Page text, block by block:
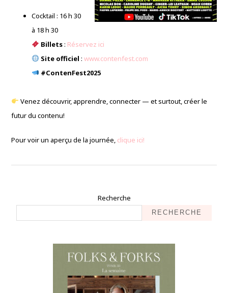
Cocktail : 16 h 30
à 18 h 30
Billets: Réservez ici
Site officiel :www.contenfest.com
#ContenFest2025
Venez découvrir, apprendre, connecter — et surtout, créer le
futur du contenu!
Pour voir un aperçu de la journée, clique ici!
Recherche
RECHERCHE